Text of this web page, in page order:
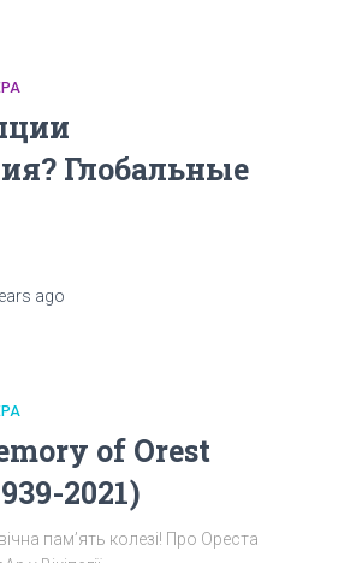
Глобальные
ago
of Orest
2021)
пам’ять колезі! Про Ореста